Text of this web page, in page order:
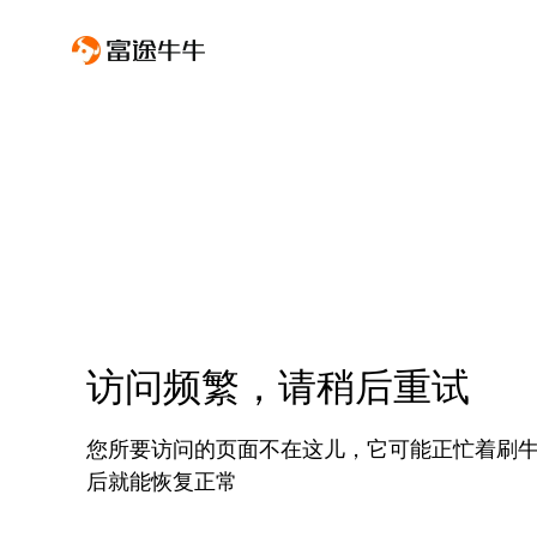
访问频繁，请稍后重试
您所要访问的页面不在这儿，它可能正忙着刷
后就能恢复正常